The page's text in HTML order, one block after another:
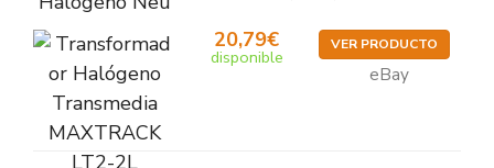
20,79€
disponible
VER PRODUCTO
eBay